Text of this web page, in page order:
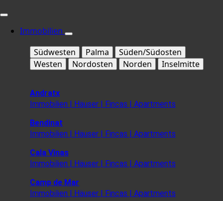
Immobilien
Südwesten
Palma
Süden/Südosten
Westen
Nordosten Norden Inselmitte
Andratx
Immobilien | Häuser | Fincas | Apartments
Bendinat
Immobilien | Häuser | Fincas | Apartments
Cala Vinas
Immobilien | Häuser | Fincas | Apartments
Camp de Mar
Immobilien | Häuser | Fincas | Apartments